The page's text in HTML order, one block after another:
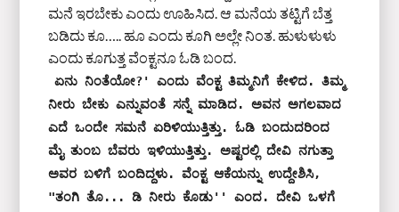
ಮನೆ ಇರಬೇಕು ಎಂದು ಊಹಿಸಿದ. ಆ ಮನೆಯ ತಟ್ಟಿಗೆ ಬೆತ್ತ
ಬಡಿದು ಕೂ….. ಹೂ ಎಂದು ಕೂಗಿ ಅಲ್ಲೇ ನಿಂತ. ಹುಳುಳುಳು
ಎಂದು ಕೂಗುತ್ತ ವೆಂಕ್ಟನೂ ಓಡಿ ಬಂದ.
ಏನು ನಿಂತೆಯೋ?' ಎಂದು ವೆಂಕ್ಟ ತಿಮ್ಮನಿಗೆ ಕೇಳಿದ. ತಿಮ್ಮ
ನೀರು ಬೇಕು ಎನ್ನುವಂತೆ ಸನ್ನೆ ಮಾಡಿದ. ಅವನ ಅಗಲವಾದ
ಎದೆ ಒಂದೇ ಸಮನೆ ಏರಿಳಿಯುತ್ತಿತ್ತು. ಓಡಿ ಬಂದುದರಿಂದ
ಮೈ ತುಂಬ ಬೆವರು ಇಳಿಯುತ್ತಿತ್ತು. ಅಷ್ಟರಲ್ಲಿ ದೇವಿ ನಗುತ್ತಾ
ಅವರ ಬಳಿಗೆ ಬಂದಿದ್ದಳು. ವೆಂಕ್ಟ ಆಕೆಯನ್ನು ಉದ್ದೇಶಿಸಿ,
"ತಂಗಿ ತೊ... ಡಿ ನೀರು ಕೊಡು'' ಎಂದ. ದೇವಿ ಒಳಗೆ